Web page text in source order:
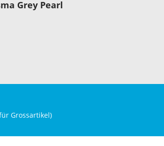
Grey Pearl
Grossartikel)